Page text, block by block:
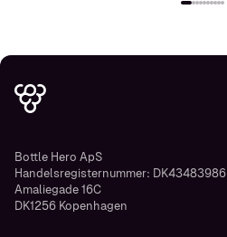
Bottle Hero ApS
Handelsregisternummer: DK43483986
Amaliegade 16C
DK1256 Kopenhagen